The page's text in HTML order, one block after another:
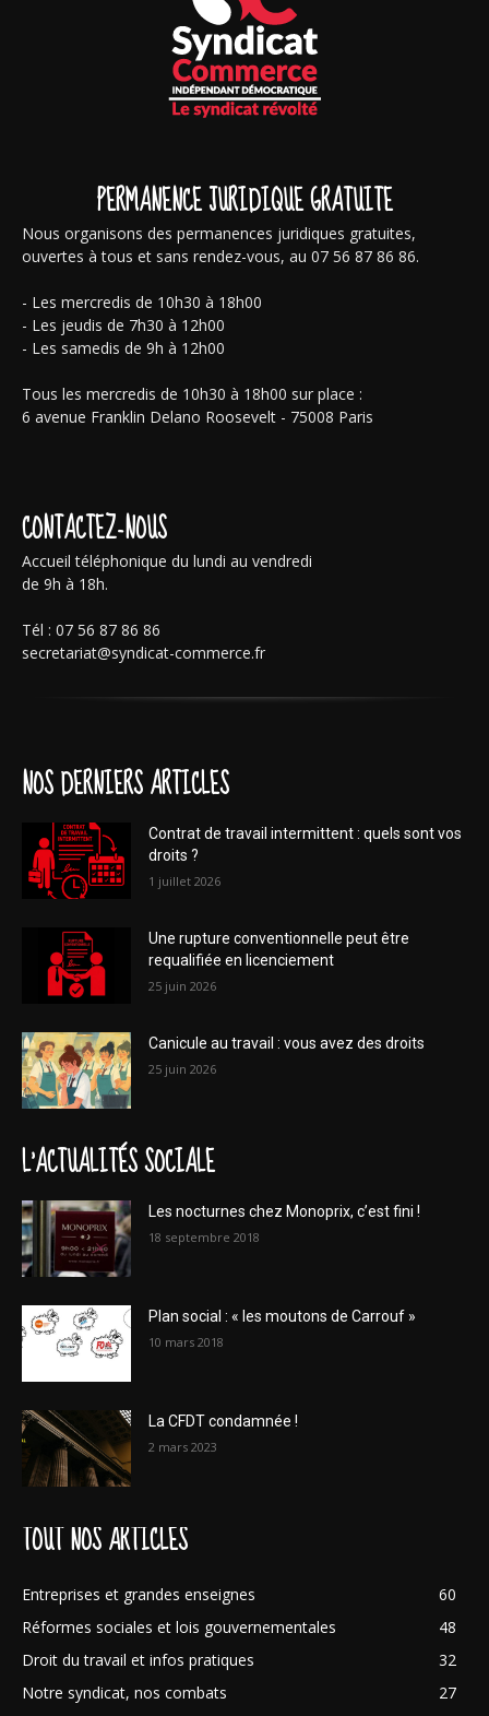
PERMANENCE JURIDIQUE GRATUITE
Nous organisons des permanences juridiques gratuites,
ouvertes à tous et sans rendez-vous, au 07 56 87 86 86.
- Les mercredis de 10h30 à 18h00
- Les jeudis de 7h30 à 12h00
- Les samedis de 9h à 12h00
Tous les mercredis de 10h30 à 18h00 sur place :
6 avenue Franklin Delano Roosevelt - 75008 Paris
CONTACTEZ-NOUS
Accueil téléphonique du lundi au vendredi
de 9h à 18h.
Tél : 07 56 87 86 86
secretariat@syndicat-commerce.fr
NOS DERNIERS ARTICLES
Contrat de travail intermittent : quels sont vos
droits ?
1 juillet 2026
Une rupture conventionnelle peut être
requalifiée en licenciement
25 juin 2026
Canicule au travail : vous avez des droits
25 juin 2026
L'ACTUALITÉS SOCIALE
Les nocturnes chez Monoprix, c’est fini !
18 septembre 2018
Plan social : « les moutons de Carrouf »
10 mars 2018
La CFDT condamnée !
2 mars 2023
TOUT NOS ARTICLES
Entreprises et grandes enseignes
60
Réformes sociales et lois gouvernementales
48
Droit du travail et infos pratiques
32
Notre syndicat, nos combats
27